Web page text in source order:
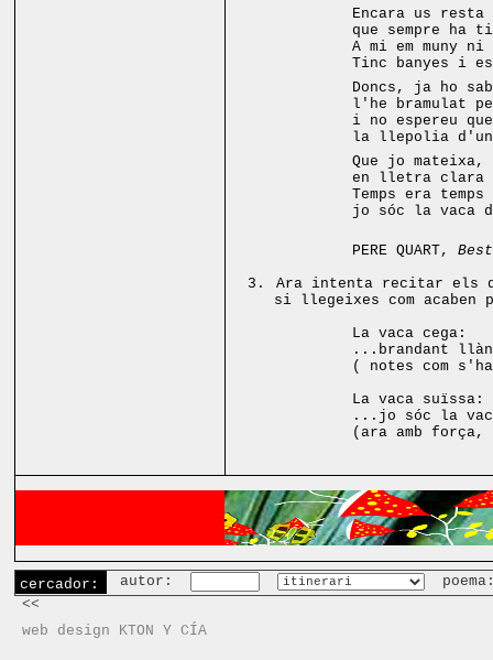
Encara us
que sempre ha
A mi em muny
Tinc banyes i
Doncs, ja ho
l'he bramulat
i no espereu
la llepolia
Que jo
en lletra clara
Temps era
jo sóc la vaca
PERE QUART,
3.
Ara intenta recitar els
si llegeixes com
La vaca cega:
...brandant
( notes com
La vaca suïssa:
...jo sóc la
(ara amb força,
cercador: autor:
<<
web design KTON Y CÍA